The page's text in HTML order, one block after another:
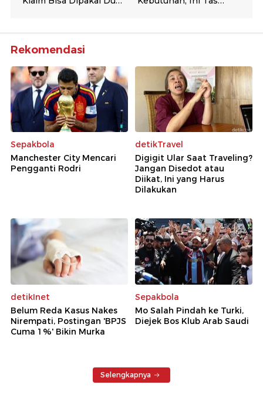
Rekomendasi
Sepakbola
Manchester City Mencari
Pengganti Rodri
detikTravel
Digigit Ular Saat Traveling?
Jangan Disedot atau
Diikat, Ini yang Harus
Dilakukan
detikInet
Belum Reda Kasus Nakes
Nirempati, Postingan 'BPJS
Cuma 1%' Bikin Murka
Sepakbola
Mo Salah Pindah ke Turki,
Diejek Bos Klub Arab Saudi
Selengkapnya